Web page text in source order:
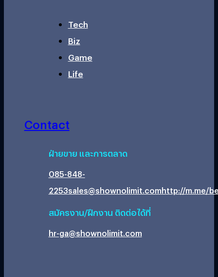
Tech
Biz
Game
Life
Contact
ฝ่ายขาย และการตลาด
085-848-
2253sales@shownolimit.comhttp://m.me/
สมัครงาน/ฝึกงาน ติดต่อได้ที่
hr-ga@shownolimit.com